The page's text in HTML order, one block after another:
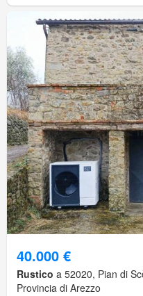
40.000 €
Rustico a 52020, Pian di
Provincia di Arezzo